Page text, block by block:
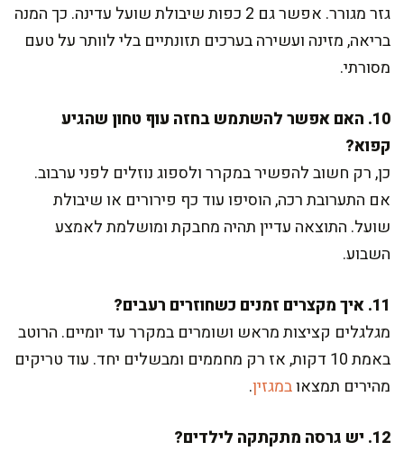
גזר מגורר. אפשר גם 2 כפות שיבולת שועל עדינה. כך המנה
בריאה, מזינה ועשירה בערכים תזונתיים בלי לוותר על טעם
מסורתי.
10. האם אפשר להשתמש בחזה עוף טחון שהגיע
קפוא?
כן, רק חשוב להפשיר במקרר ולספוג נוזלים לפני ערבוב.
אם התערובת רכה, הוסיפו עוד כף פירורים או שיבולת
שועל. התוצאה עדיין תהיה מחבקת ומושלמת לאמצע
השבוע.
11. איך מקצרים זמנים כשחוזרים רעבים?
מגלגלים קציצות מראש ושומרים במקרר עד יומיים. הרוטב
באמת 10 דקות, אז רק מחממים ומבשלים יחד. עוד טריקים
מהירים תמצאובמגזין.
12. יש גרסה מתקתקה לילדים?